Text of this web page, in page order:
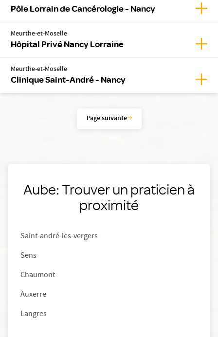
Pôle Lorrain de Cancérologie - Nancy
Meurthe-et-Moselle
Hôpital Privé Nancy Lorraine
Meurthe-et-Moselle
Clinique Saint-André - Nancy
Page suivante
Aube: Trouver un praticien à
proximité
Saint-andré-les-vergers
Sens
Chaumont
Auxerre
Langres